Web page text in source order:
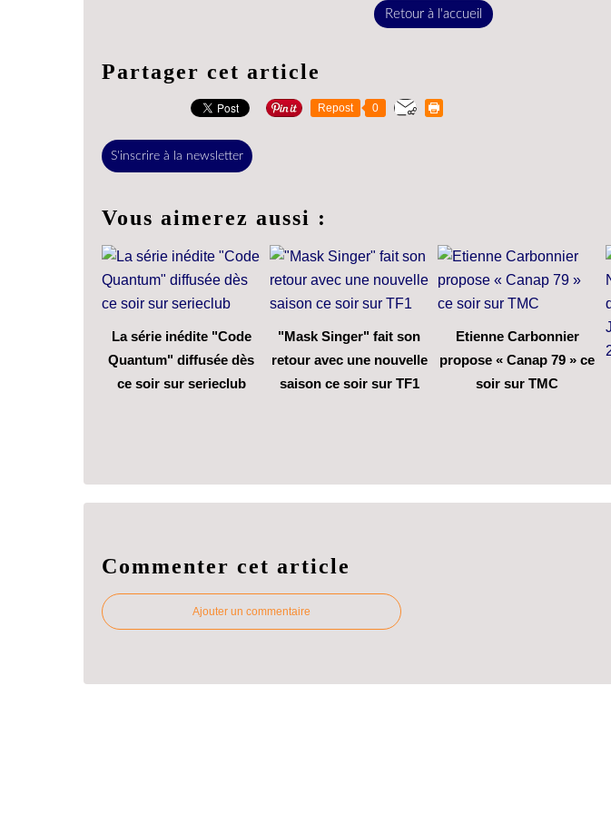
Retour à l'accueil
Partager cet article
Repost 0
S'inscrire à la newsletter
Vous aimerez aussi :
La série inédite "Code
Quantum" diffusée dès
ce soir sur serieclub
"Mask Singer" fait son
retour avec une nouvelle
saison ce soir sur TF1
Etienne Carbonnier
propose « Canap 79 » ce
soir sur TMC
Commenter cet article
Ajouter un commentaire